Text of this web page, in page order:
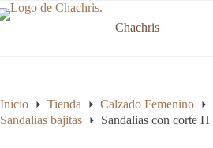
Saltar
al
Chachris
Inicio Tienda Calzado Femenino
Sandalias bajitas
Sandalias con corte H